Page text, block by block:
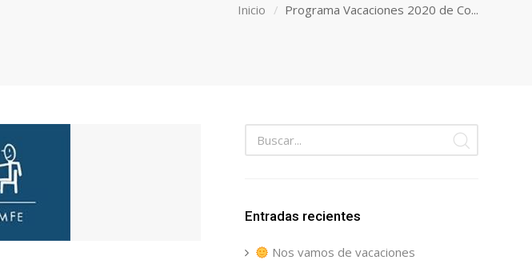
Inicio Programa Vacaciones 2020 de Co...
Entradas recientes
Nos vamos de vacaciones